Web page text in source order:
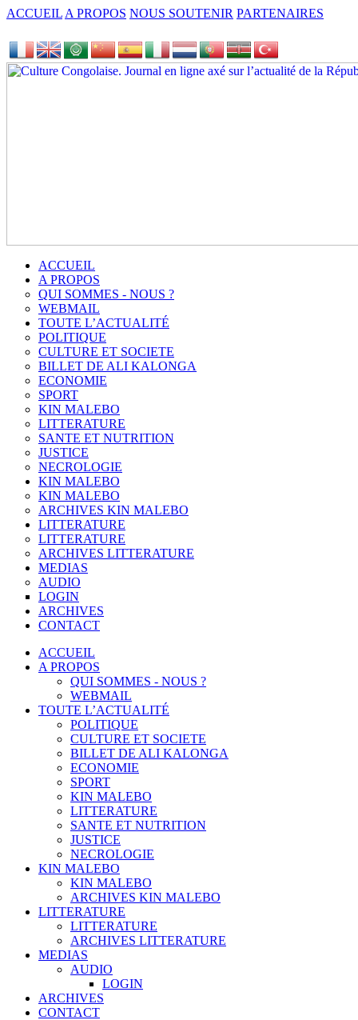
ACCUEIL A PROPOS NOUS SOUTENIR PARTENAIRES
ACCUEIL
A PROPOS
QUI SOMMES - NOUS ?
WEBMAIL
TOUTE L’ACTUALITÉ
POLITIQUE
CULTURE ET SOCIETE
BILLET DE ALI KALONGA
ECONOMIE
SPORT
KIN MALEBO
LITTERATURE
SANTE ET NUTRITION
JUSTICE
NECROLOGIE
KIN MALEBO
KIN MALEBO
ARCHIVES KIN MALEBO
LITTERATURE
LITTERATURE
ARCHIVES LITTERATURE
MEDIAS
AUDIO
LOGIN
ARCHIVES
CONTACT
ACCUEIL
A PROPOS
QUI SOMMES - NOUS ?
WEBMAIL
TOUTE L’ACTUALITÉ
POLITIQUE
CULTURE ET SOCIETE
BILLET DE ALI KALONGA
ECONOMIE
SPORT
KIN MALEBO
LITTERATURE
SANTE ET NUTRITION
JUSTICE
NECROLOGIE
KIN MALEBO
KIN MALEBO
ARCHIVES KIN MALEBO
LITTERATURE
LITTERATURE
ARCHIVES LITTERATURE
MEDIAS
AUDIO
LOGIN
ARCHIVES
CONTACT